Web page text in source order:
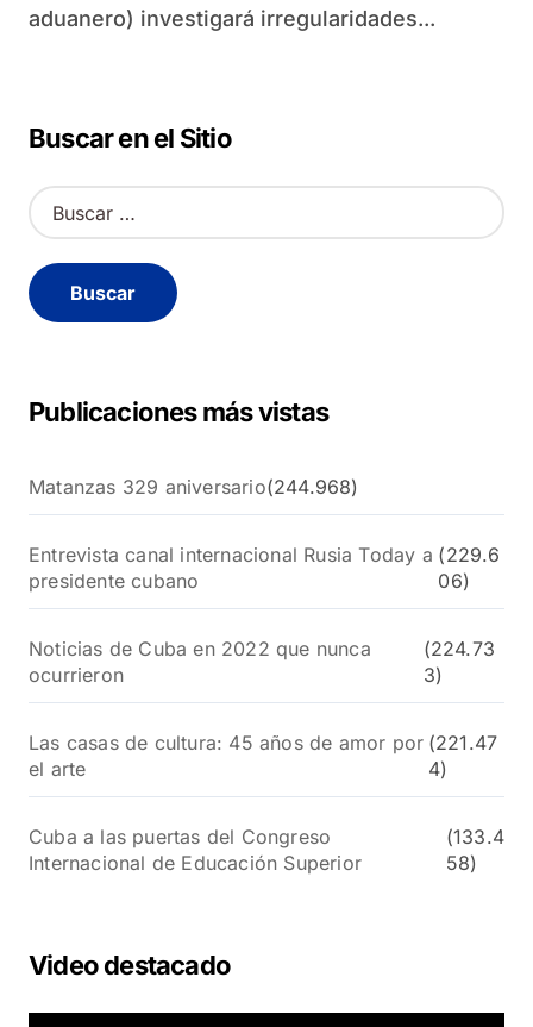
aduanero) investigará irregularidades...
Buscar en el Sitio
B
u
c
a
Publicaciones más vistas
Matanzas 329 aniversario(244.968)
Entrevista canal internacional Rusia Today a
presidente cubano
(229.6
06)
Noticias de Cuba en 2022 que nunca
ocurrieron
(224.73
3)
Las casas de cultura: 45 años de amor por
el arte
(221.47
4)
Cuba a las puertas del Congreso
Internacional de Educación Superior
(133.4
58)
Video destacado